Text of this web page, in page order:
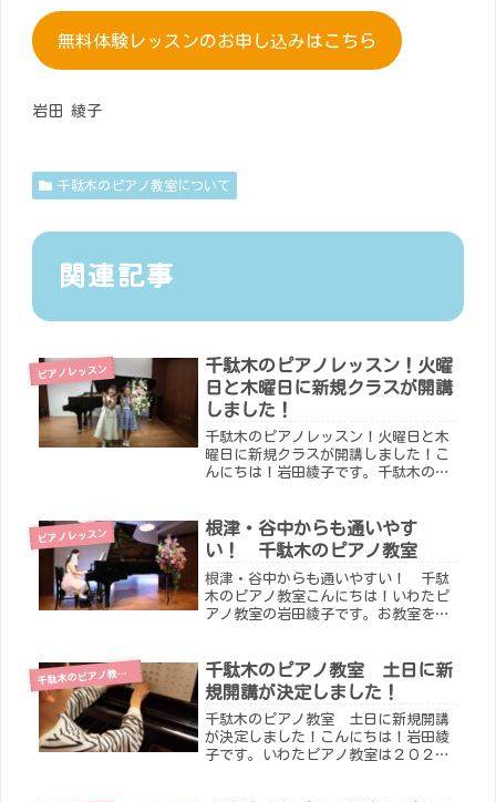
無料体験レッスンのお申し込みはこちら
岩田 綾子
千駄木のピアノ教室について
関連記事
ピアノレッスン
千駄木のピアノレッスン！火曜
日と木曜日に新規クラスが開講
しました！
千駄木のピアノレッスン！火曜日と木
曜日に新規クラスが開講しました！こ
んにちは！岩田綾子です。千駄木のピ
日、木曜日に新規クラスを開講しまし
た！平日の夕方はすぐにうまってしま
うの...
ピアノレッスン
根津・谷中からも通いやす
い！ 千駄木のピアノ教室
根津・谷中からも通いやすい！ 千駄
木のピアノ教室こんにちは！いわたピ
アノ教室の岩田綾子です。お教室を移
とても通いやすい立地です。月曜日か
ら日曜日までピアノ個人レッスンを開
講...
千駄木のピアノ教室について
千駄木のピアノ教室 土日に新
規開講が決定しました！
千駄木のピアノ教室 土日に新規開講
が決定しました！こんにちは！岩田綾
子です。いわたピアノ教室は２０２５